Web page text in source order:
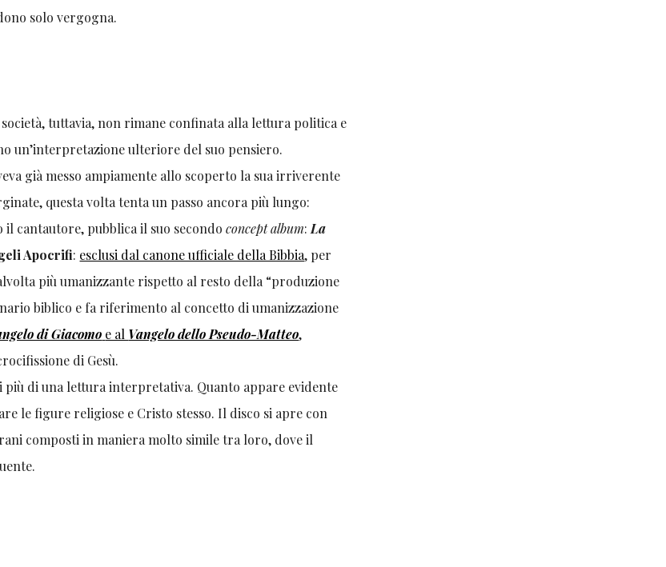
solo vergogna.
tuttavia, non rimane confinata alla lettura politica e
un’interpretazione ulteriore del suo pensiero.
già messo ampiamente allo scoperto la sua irriverente
questa volta tenta un passo ancora più lungo:
il cantautore, pubblica il suo secondoconcept album: La
Apocrifi: esclusi dal canone ufficiale della Bibbia, per
più umanizzante rispetto al resto della “produzione
biblico e fa riferimento al concetto di umanizzazione
di Giacomo e al Vangelo dello Pseudo-Matteo,
di Gesù.
di una lettura interpretativa. Quanto appare evidente
le figure religiose e Cristo stesso. Il disco si apre con
composti in maniera molto simile tra loro, dove il